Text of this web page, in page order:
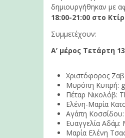
δημιουργήθηκαν με
18:00-21:00 στο
Συμμετέχουν:
Α’ μέρος Τετάρτη
Χριστόφορος
Μυρόπη Κυπρή:
Πέταρ Νικολόβ:
Ελένη-Μαρία
Αγάπη Κοσσίδου:
Ευαγγελία Αδάμ:
Μαρία Ελένη